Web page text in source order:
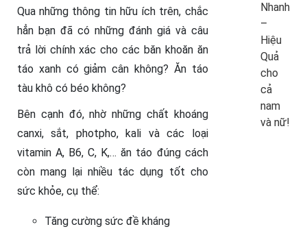
Qua những thông tin hữu ích trên, chắc
hẳn bạn đã có những đánh giá và câu
trả lời chính xác cho các băn khoăn ăn
táo xanh có giảm cân không? Ăn táo
tàu khô có béo không?
Bên cạnh đó, nhờ những chất khoáng
canxi, sắt, photpho, kali và các loại
vitamin A, B6, C, K,… ăn táo đúng cách
còn mang lại nhiều tác dụng tốt cho
sức khỏe, cụ thể:
Tăng cường sức đề kháng
Nhanh
–
Hiệu
Quả
cho
cả
nam
và nữ!